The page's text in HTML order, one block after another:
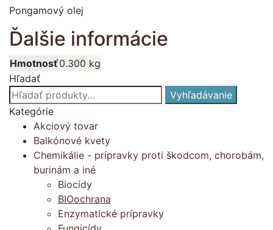
Pongamový olej
Ďalšie informácie
Hmotnosť0.300 kg
Hľadať
Hľadať:
Vyhľadávanie
Kategórie
Akciový tovar
Balkónové kvety
Chemikálie - prípravky proti škodcom, chorobám,
burinám a iné
Biocídy
BIOochrana
Enzymatické prípravky